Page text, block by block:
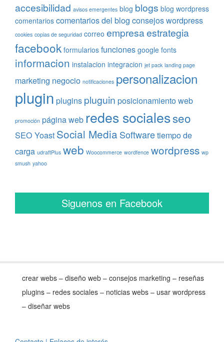
accesibilidad avisos emergentes blog blogs blog wordpress
comentarios comentarios del blog consejos wordpress
cookies copias de seguridad correo empresaestrategia
facebook formularios funciones google fonts
informacion instalacion integracion jet pack landing page
marketing negocio notificaciones personalizacion
plugin plugins pluguin posicionamiento web
promoción página web redes socialesseo
SEO Yoast Social Media Softwaretiempo de
carga udraftPlus web Woocommerce wordfence wordpress wp
smush yahoo
Siguenos en Facebook
crear webs – diseño web – consejos marketing – reseñas
plugins – redes sociales – noticias webs – usar wordpress
– diseñar webs